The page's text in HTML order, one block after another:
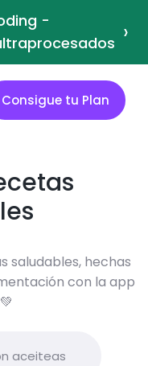
-
›
Consigue tu Plan
saludables, hechas
con la app